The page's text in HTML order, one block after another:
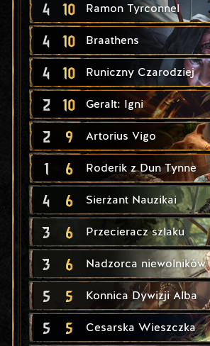
4 10 Ramon Tyrconnel
4 10 Braathens
4 10 Runiczny Czarodziej
2 10 Geralt: Igni
2 9 Artorius Vigo
1 6 Roderik z Dun Tynne
4 6 Sierżant Nauzikai
3 6 Przecieracz szlaku
3 6 Nadzorca niewolników
5 5 Konnica Dywizji Alba
5 5 Cesarska Wieszczka